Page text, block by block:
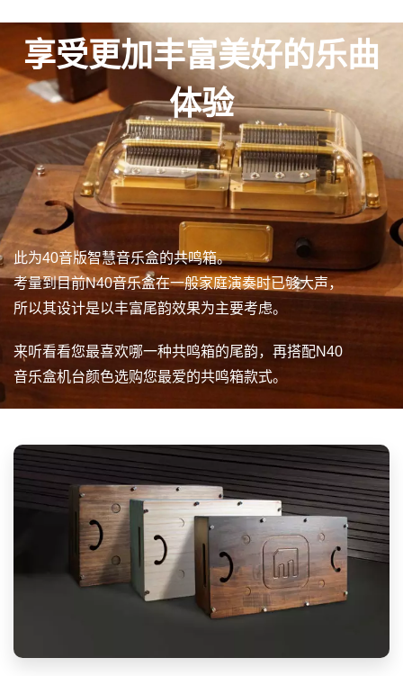
享受更加丰富美好的乐曲
体验
此为40音版智慧音乐盒的共鸣箱。
考量到目前N40音乐盒在一般家庭演奏时已够大声，
所以其设计是以丰富尾韵效果为主要考虑。
来听看看您最喜欢哪一种共鸣箱的尾韵，再搭配N40
音乐盒机台颜色选购您最爱的共鸣箱款式。